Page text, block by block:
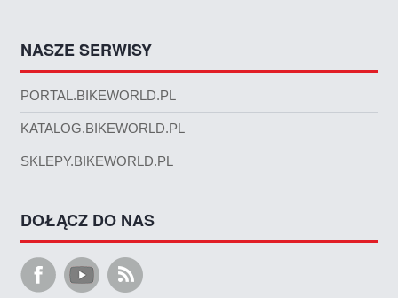
NASZE SERWISY
PORTAL.BIKEWORLD.PL
KATALOG.BIKEWORLD.PL
SKLEPY.BIKEWORLD.PL
DOŁĄCZ DO NAS